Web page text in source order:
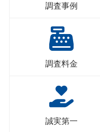
調査事例
調査料金
誠実第一